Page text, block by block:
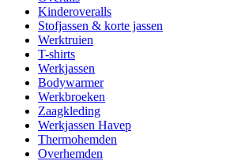
Kinderoveralls
Stofjassen & korte jassen
Werktruien
T-shirts
Werkjassen
Bodywarmer
Werkbroeken
Zaagkleding
Werkjassen Havep
Thermohemden
Overhemden